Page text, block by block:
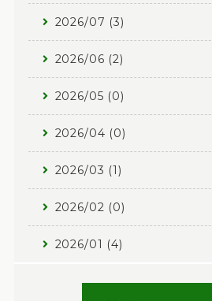
2026/07 (3)
2026/06 (2)
2026/05 (0)
2026/04 (0)
2026/03 (1)
2026/02 (0)
2026/01 (4)